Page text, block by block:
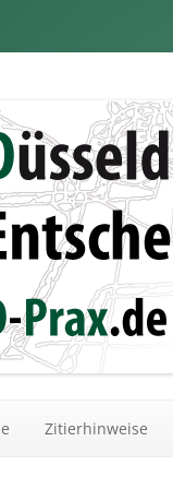
Zitierhinweise